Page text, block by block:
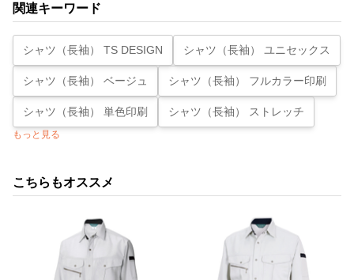
関連キーワード
シャツ（長袖） TS DESIGN シャツ（長袖） ユニセックス
シャツ（長袖） ベージュ シャツ（長袖） フルカラー印刷
シャツ（長袖） 単色印刷 シャツ（長袖） ストレッチ
もっと見る
こちらもオススメ